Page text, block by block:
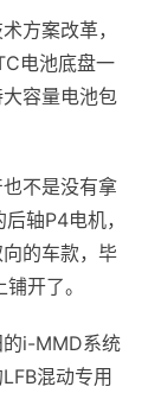
方案改革，
电池底盘一
容量电池包
不是没有拿
轴P4电机，
的车款，毕
开了。
的i-MMD系统
混动专用